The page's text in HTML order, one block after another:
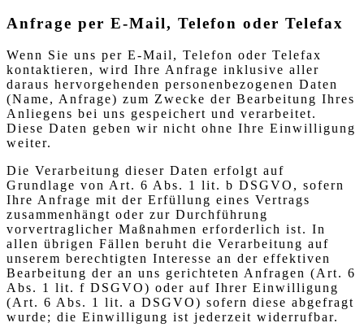
Anfrage per E-Mail, Telefon oder Telefax
Wenn Sie uns per E-Mail, Telefon oder Telefax
kontaktieren, wird Ihre Anfrage inklusive aller
daraus hervorgehenden personenbezogenen Daten
(Name, Anfrage) zum Zwecke der Bearbeitung Ihres
Anliegens bei uns gespeichert und verarbeitet.
Diese Daten geben wir nicht ohne Ihre Einwilligung
weiter.
Die Verarbeitung dieser Daten erfolgt auf
Grundlage von Art. 6 Abs. 1 lit. b DSGVO, sofern
Ihre Anfrage mit der Erfüllung eines Vertrags
zusammenhängt oder zur Durchführung
vorvertraglicher Maßnahmen erforderlich ist. In
allen übrigen Fällen beruht die Verarbeitung auf
unserem berechtigten Interesse an der effektiven
Bearbeitung der an uns gerichteten Anfragen (Art. 6
Abs. 1 lit. f DSGVO) oder auf Ihrer Einwilligung
(Art. 6 Abs. 1 lit. a DSGVO) sofern diese abgefragt
wurde; die Einwilligung ist jederzeit widerrufbar.